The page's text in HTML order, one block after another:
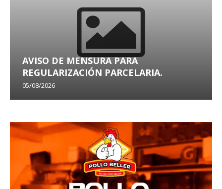
AVISO DE MENSURA PARA
REGULARIZACIÓN PARCELARIA.
05/08/2026